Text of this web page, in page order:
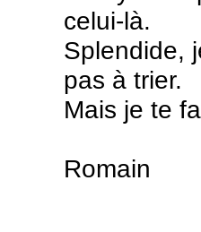
celui-là.
Splendide,
pas à trier.
Mais je te
Romain